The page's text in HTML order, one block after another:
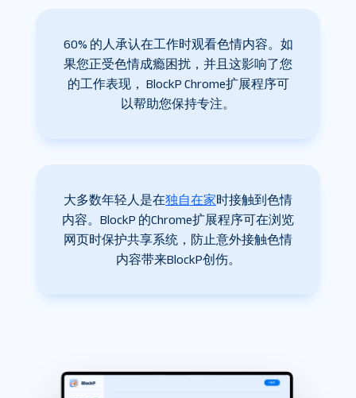
60% 的人承认在工作时观看色情内容。如
果您正受色情成瘾困扰，并且这影响了您
的工作表现， BlockP Chrome扩展程序可
以帮助您保持专注。
大多数年轻人是在独自在家时接触到色情
内容。BlockP 的Chrome扩展程序可在浏览
网页时保护共享系统，防止意外接触色情
内容带来BlockP创伤。